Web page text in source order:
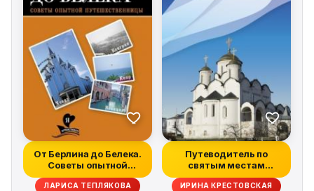
От Берлина до Белека.
Советы опытной
путешественни...
ЛАРИСА ТЕПЛЯКОВА
Путеводитель по
святым местам
России
ИРИНА КРЕСТОВСКАЯ